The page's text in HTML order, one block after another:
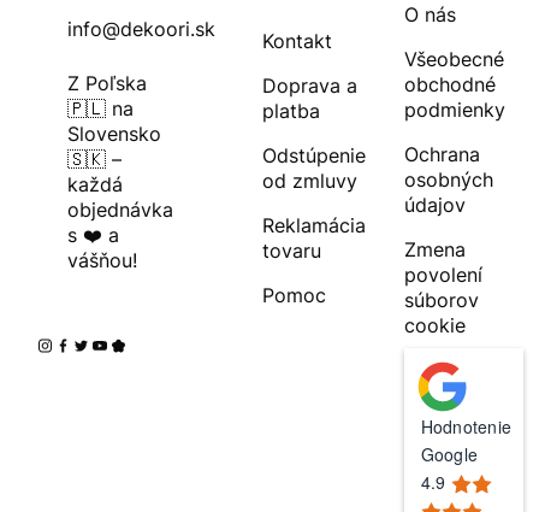
info@dekoori.sk
Z Poľska
🇵🇱 na
Slovensko
🇸🇰 –
každá
objednávka
s ❤️ a
vášňou!
Kontakt
Doprava a
platba
Odstúpenie
od zmluvy
Reklamácia
tovaru
Pomoc
O nás
Všeobecné
obchodné
podmienky
Ochrana
osobných
údajov
Zmena
povolení
súborov
cookie
Hodnotenie
Google
4.9